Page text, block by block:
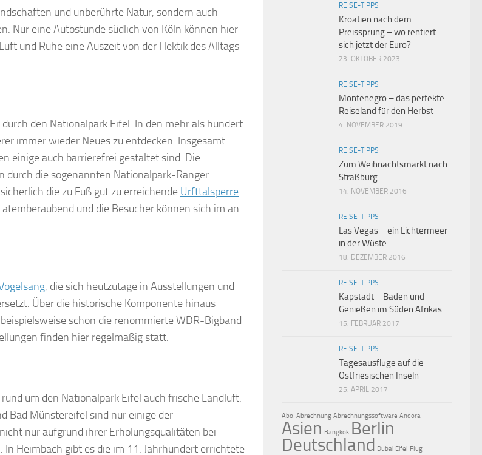
und unberührte Natur, sondern auch
Nur eine Autostunde südlich von Köln können hier
und Ruhe eine Auszeit von der Hektik des Alltags
den Nationalpark Eifel. In den mehr als hundert
immer wieder Neues zu entdecken. Insgesamt
einige auch barrierefrei gestaltet sind. Die
durch die sogenannten Nationalpark-Ranger
die zu Fuß gut zu erreichende Urfttalsperre.
und die Besucher können sich im an
, die sich heutzutage in Ausstellungen und
Über die historische Komponente hinaus
schon die renommierte WDR-Bigband
finden hier regelmäßig statt.
um den Nationalpark Eifel auch frische Landluft.
Bad Münstereifel sind nur einige der
nur aufgrund ihrer Erholungsqualitäten bei
Heimbach gibt es die im 11. Jahrhundert errichtete
REISE-TIPPS
Kroatien nach dem
Preissprung – wo rentiert
sich jetzt der Euro?
23. OKTOBER 2023
REISE-TIPPS
Montenegro – das perfekte
Reiseland für den Herbst
4. NOVEMBER 2019
REISE-TIPPS
Zum Weihnachtsmarkt nach
Straßburg
14. NOVEMBER 2016
REISE-TIPPS
Las Vegas – ein Lichtermeer
in der Wüste
18. DEZEMBER 2016
REISE-TIPPS
Kapstadt – Baden und
Genießen im Süden Afrikas
15. FEBRUAR 2017
REISE-TIPPS
Tagesausflüge auf die
Ostfriesischen Inseln
25. APRIL 2017
Abo-Abrechnung Abrechnungssoftware Andora
Asien Bangkok Berlin
Deutschland Dubai Eifel Flug